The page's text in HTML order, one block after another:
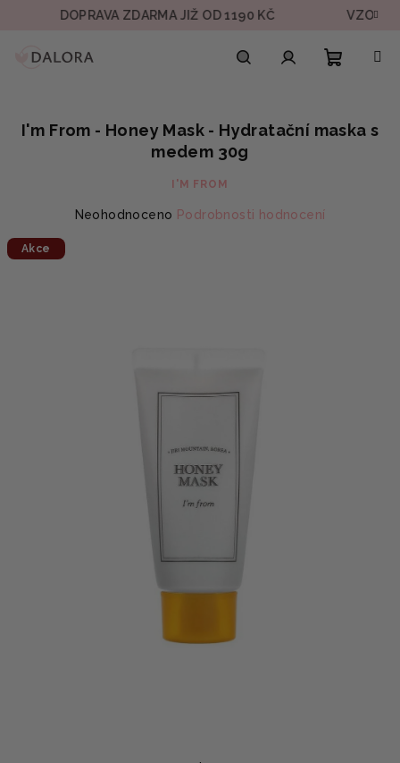
DOPRAVA ZDARMA JIŽ OD 1190 KČ VZOREK V
košík
I'm From - Honey Mask - Hydratační maska s
medem 30g
I'M FROM
Průměrné
Neohodnoceno Podrobnosti hodnocení
Akce